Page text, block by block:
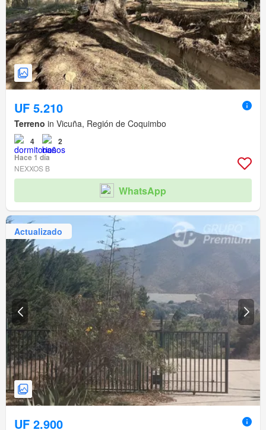
UF 5.210
Terreno in Vicuña, Región de Coquimbo
4
2
Hace 1 día
NEXXOS B
WhatsApp
Actualizado
UF 2.900